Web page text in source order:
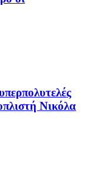
Νικόλα